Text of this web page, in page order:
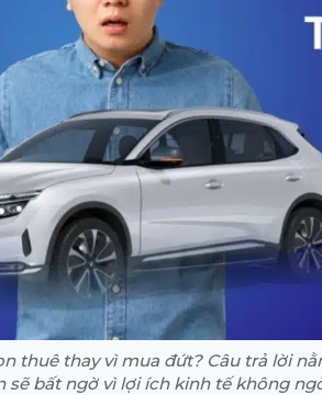
thuê thay vì mua đứt? Câu trả lời
sẽ bất ngờ vì lợi ích kinh tế không